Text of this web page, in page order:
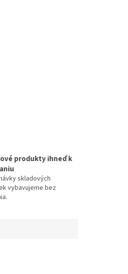
produkty ihneď k
skladových
vybavujeme bez